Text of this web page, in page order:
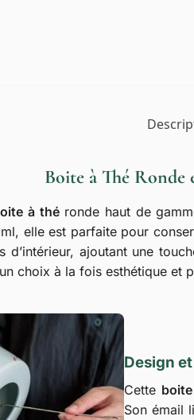
Boite à Thé Ronde
à théronde haut de
elle est parfaite pour
d’intérieur, ajoutant une
choix à la fois esthétique et
Design
Cette
Son émail